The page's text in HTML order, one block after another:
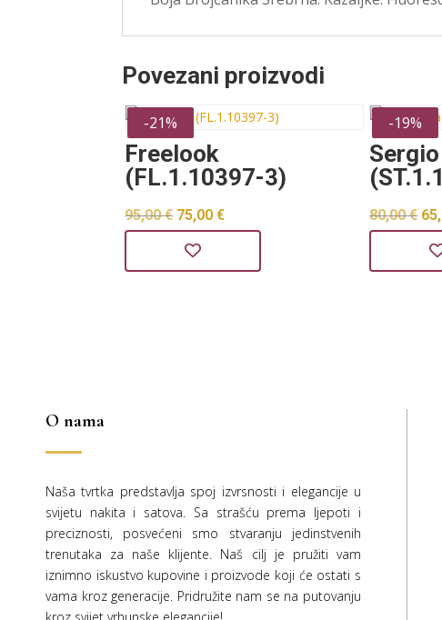
Povezani proizvodi
-21%
Freelook
(FL.1.10397-3)
95,00€ Izvorna
cijena
bila
75,00€
je:
-19%
80,00€
O nama
Naša tvrtka predstavlja spoj izvrsnosti i elegancije u
svijetu nakita i satova. Sa strašću prema ljepoti i
preciznosti, posvećeni smo stvaranju jedinstvenih
trenutaka za naše klijente. Naš cilj je pružiti vam
iznimno iskustvo kupovine i proizvode koji će ostati s
vama kroz generacije. Pridružite nam se na putovanju